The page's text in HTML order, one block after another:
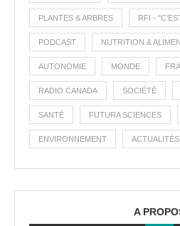
PLANTES & ARBRES RFI -
PODCAST NUTRITION &
AUTONOMIE MONDE
RADIO CANADA SOCIÉTÉ
SANTÉ FUTURA SCIENCES
ENVIRONNEMENT ACTUALITÉS
A